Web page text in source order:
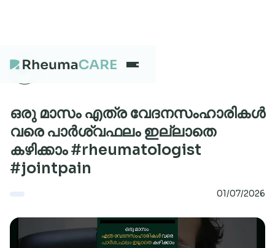
What we treat
Our Centres
About
ഒരു മാസം എത്ര വേദനസംഹാരികൾ
വരെ പാർശ്വഫലം ഇല്ലാതെ
കഴിക്കാം #rheumatologist
#jointpain
01/07/2026